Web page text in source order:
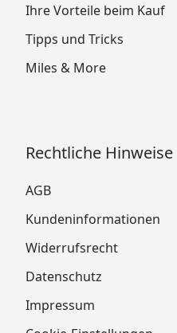
Ihre Vorteile beim Kauf
Tipps und Tricks
Miles & More
Rechtliche Hinweise
AGB
Kundeninformationen
Widerrufsrecht
Datenschutz
Impressum